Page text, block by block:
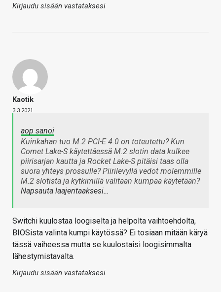
Kirjaudu sisään vastataksesi
Kaotik
3.3.2021
aop sanoi
Kuinkahan tuo M.2 PCI-E 4.0 on toteutettu? Kun
Comet Lake-S käytettäessä M.2 slotin data kulkee
piirisarjan kautta ja Rocket Lake-S pitäisi taas olla
suora yhteys prossulle? Piirilevyllä vedot molemmille
M.2 slotista ja kytkimillä valitaan kumpaa käytetään?
Napsauta laajentaaksesi…
Switchi kuulostaa loogiselta ja helpolta vaihtoehdolta,
BIOSista valinta kumpi käytössä? Ei tosiaan mitään käryä
tässä vaiheessa mutta se kuulostaisi loogisimmalta
lähestymistavalta.
Kirjaudu sisään vastataksesi